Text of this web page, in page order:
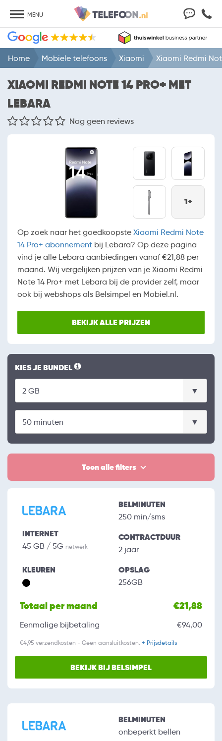
MENU
Home Mobiele telefoons Xiaomi Xiaomi Redmi
XIAOMI REDMI NOTE 14 PRO+ MET
LEBARA
Nog geen reviews
1+
Op zoek naar het goedkoopste Xiaomi Redmi Note
14 Pro+ abonnement bij Lebara? Op deze pagina
vind je alle Lebara aanbiedingen vanaf €21,88 per
maand. Wij vergelijken prijzen van je Xiaomi Redmi
Note 14 Pro+ met Lebara bij de provider zelf, maar
ook bij webshops als Belsimpel en Mobiel.nl.
BEKIJK ALLE PRIJZEN
KIES JE BUNDEL
Toon alle filters
INTERNET
45 GB / 5G netwerk
BELMINUTEN
250 min/sms
CONTRACTDUUR
2 jaar
KLEUREN OPSLAG
256GB
Totaal per maand €21,88
Eenmalige bijbetaling €94,00
€4,95 verzendkosten - Geen aansluitkosten. + Prijsdetails
BEKIJK BIJ BELSIMPEL
BELMINUTEN
onbeperkt bellen